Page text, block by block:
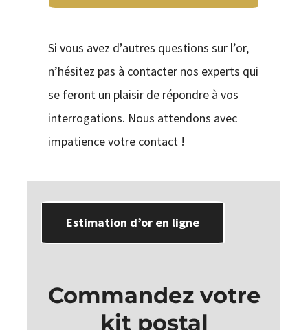
Si vous avez d’autres questions sur l’or,
n’hésitez pas à contacter nos experts qui
se feront un plaisir de répondre à vos
interrogations. Nous attendons avec
impatience votre contact !
Estimation d’or en ligne
Commandez votre
kit postal